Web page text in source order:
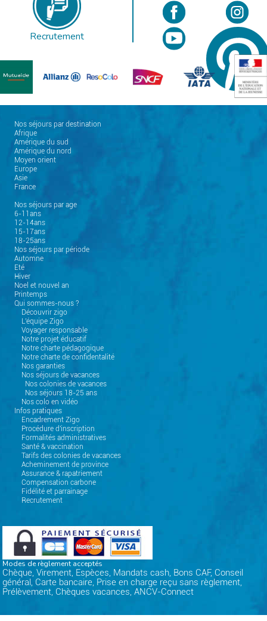
Recrutement
Nos séjours par destination
Afrique
Amérique du sud
Amérique du nord
Moyen orient
Europe
Asie
France
Nos séjours par age
6-11ans
12-14ans
15-17ans
18-25ans
Nos séjours par période
Automne
Eté
Hiver
Noel et nouvel an
Printemps
Qui sommes-nous ?
Découvrir zigo
L'équipe Zigo
Voyager responsable
Notre projet éducatif
Notre charte pédagogique
Notre charte de confidentalité
Nos garanties
Nos séjours de vacances
Nos colonies de vacances
Nos séjours 18-25 ans
Nos colo en vidéo
Infos pratiques
Encadrement Zigo
Procédure d'inscription
Formalités administratives
Santé & vaccination
Tarifs des colonies de vacances
Acheminement de province
Assurance & rapatriement
Compensation carbone
Fidélité et parrainage
Recrutement
Modes de règlement acceptés
Chèque, Virement, Espèces, Mandats cash, Bons CAF, Conseil
général, Carte bancaire, Prise en charge reçu sans règlement,
Prélèvement, Chèques vacances, ANCV-Connect